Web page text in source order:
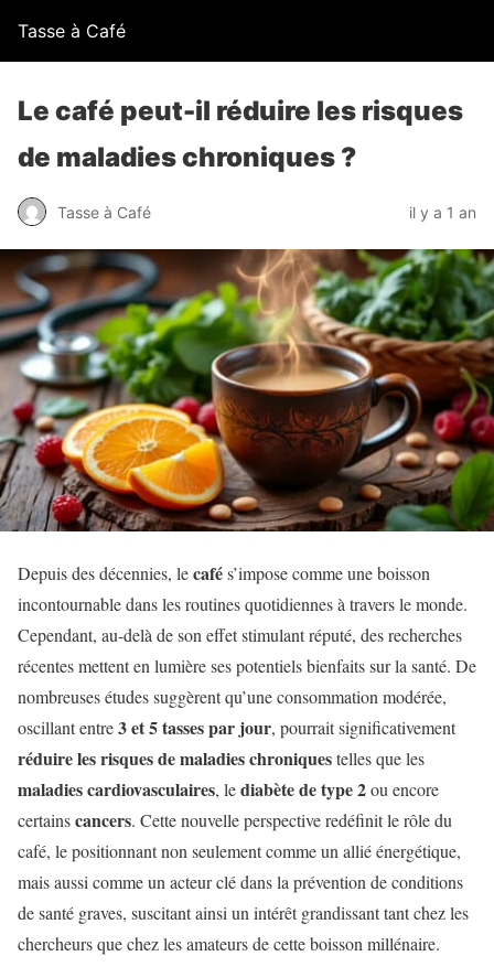
Tasse à Café
Le café peut-il réduire les risques
de maladies chroniques ?
Tasse à Café il y a 1 an
Depuis des décennies, lecafés’impose comme une boisson
incontournable dans les routines quotidiennes à travers le monde.
Cependant, au-delà de son effet stimulant réputé, des recherches
récentes mettent en lumière ses potentiels bienfaits sur la santé. De
nombreuses études suggèrent qu’une consommation modérée,
oscillant entre3 et 5 tasses par jour, pourrait significativement
réduire les risques de maladies chroniquestelles que les
maladies cardiovasculaires, lediabète de type 2ou encore
certainscancers. Cette nouvelle perspective redéfinit le rôle du
café, le positionnant non seulement comme un allié énergétique,
mais aussi comme un acteur clé dans la prévention de conditions
de santé graves, suscitant ainsi un intérêt grandissant tant chez les
chercheurs que chez les amateurs de cette boisson millénaire.